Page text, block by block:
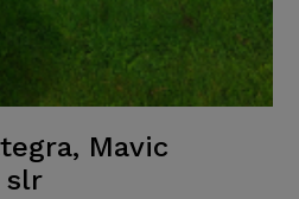
Mavic
slr